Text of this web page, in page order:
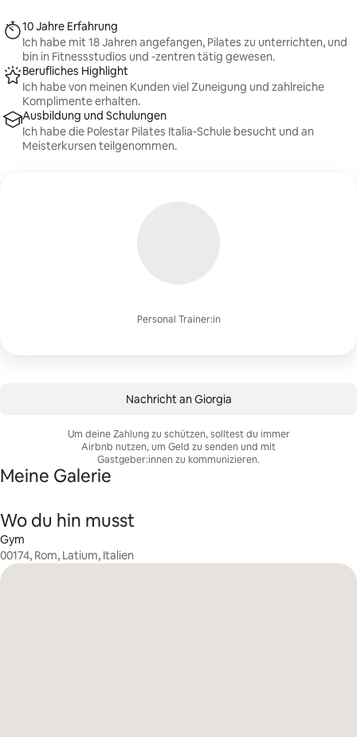
Personal Trainer:in
10 Jahre Erfahrung
Ich habe mit 18 Jahren angefangen, Pilates zu unterrichten, und
bin in Fitnessstudios und -zentren tätig gewesen.
Berufliches Highlight
Ich habe von meinen Kunden viel Zuneigung und zahlreiche
Komplimente erhalten.
Ausbildung und Schulungen
Ich habe die Polestar Pilates Italia-Schule besucht und an
Meisterkursen teilgenommen.
Nachricht an Giorgia
Um deine Zahlung zu schützen, solltest du immer
Airbnb nutzen, um Geld zu senden und mit
Gastgeber:innen zu kommunizieren.
Meine Galerie
Wo du hin musst
Gym
00174, Rom, Latium, Italien